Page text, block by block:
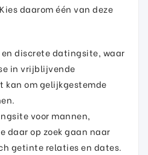
daarom één van deze
en discrete datingsite, waar
in vrijblijvende
kan om gelijkgestemde
voor mannen,
daar op zoek gaan naar
getinte relaties en dates.